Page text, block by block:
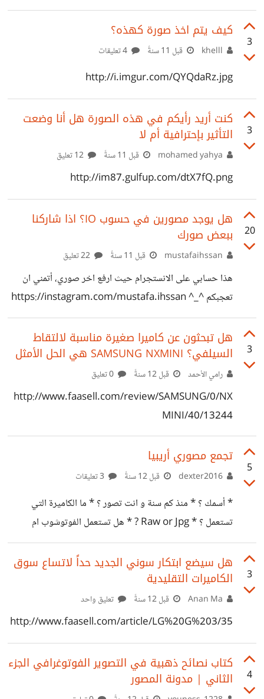
الادوات واود ان اخذ رايكم فيها اولا الكاميرا : Canon Eos 7D
+ 18 - 135 Lens ثانيا المايك : Rode videomic pro
Extreme pro 128GB Uhs -1 اود ان اعرف رايكم في هذة
المكونات وهل يوجد بديل افضل بنفس المزانيه وما الاشياء
الاخر التي تنقصني لبدء قناه
3
كيف يتم اخذ صورة كهذه؟
قبل 11 سنةً
http://i.imgur.com/QYQdaRz.jpg
3
كنت أريد رأيكم في هذه الصورة هل أنا وضعت
التأثير بإحترافية أم لا
قبل 11 سنةً
http://im87.gulfup.com/dtX7fQ.png
20
هل يوجد مصورين في حسوب IO؟ اذا شاركنا
ببعض صورك
قبل 11 سنةً
هذا حسابي على الانستجرام حيث ارفع اخر صوري، أتمني ان
تعجبكم ^_^ https://instagram.com/mustafa.ihssan
و اتمني ان تشاركوني بصوركم
3
هل تبحثون عن كاميرا صغيرة مناسبة لالتقاط
السيلفي؟ SAMSUNG NXMINI هي الحل الأمثل
رامي الأحمد قبل 12 سنةً
http://www.faasell.com/review/SAMSUNG/0/NX
MINI/40/13244
5
تجمع مصوري أريبيا
قبل 12 سنةً
* أسمك ؟ * منذ كم سنة و انت تصور ؟ * ما الكاميرة التي
تستعمل ؟ * Raw or Jpg ? * هل تستعمل الفوتوشوب ام
تكتفي في اللايت روم ؟ * ما العدسات التي لديك ؟ * روابط
حساباتك في (flickr - instagram - 500px )
3
هل سيضع ابتكار سوني الجديد حداً لاتساع سوق
الكاميرات التقليدية
قبل 12 سنةً تعليق واحد
http://www.faasell.com/article/LG%20G%203/35
4
كتاب نصائح ذهبية في التصوير الفوتوغرافي الجزء
الثاني | مدونة المصور